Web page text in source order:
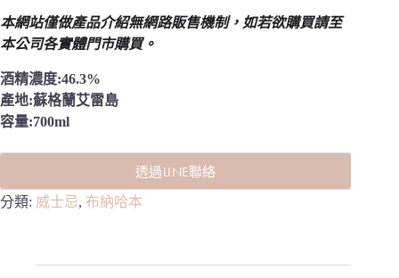
本網站僅做產品介紹無網路販售機制， 如若欲購買請至
本公司各實體門市購買。
酒精濃度:46.3%
產地:蘇格蘭艾雷島
容量:700ml
透過LINE聯絡
分類: 威士忌, 布納哈本